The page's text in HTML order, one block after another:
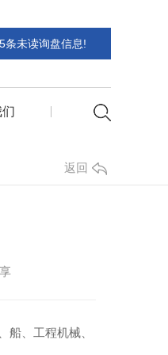
5条未读询盘信息!
返回
船、工程机械、